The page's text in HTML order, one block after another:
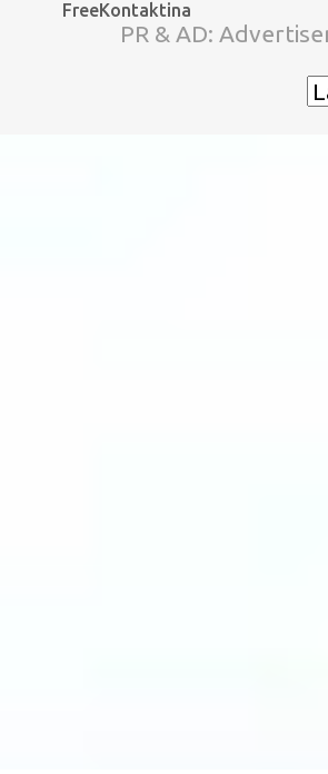
スキップしてメイン コン
FreeKontaktina
PR & AD: